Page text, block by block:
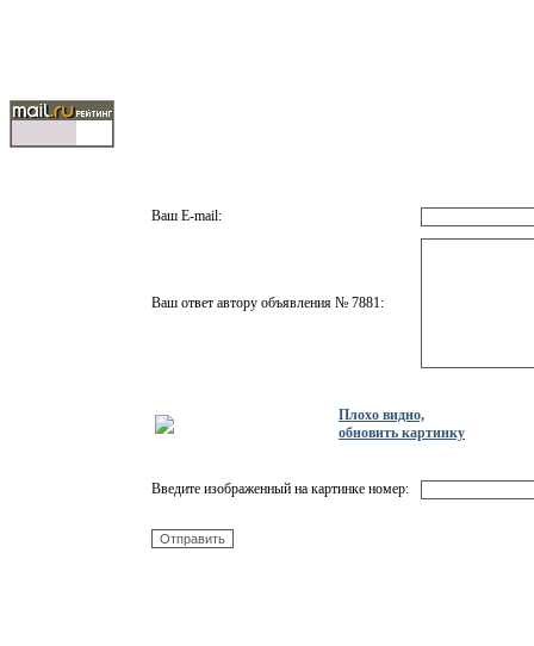
Ваш E-mail:
Ваш ответ автору объявления № 7881:
Плохо видно,
обновить картинку
Введите изображенный на картинке номер: